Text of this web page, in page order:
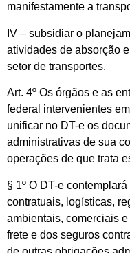
manifestamente a
IV – subsidiar o
atividades de absorção
setor de transportes.
Art. 4º Os órgãos e as
federal intervenientes
unificar no DT-e os
administrativas de sua
operações de que trata
§ 1º O DT-e
contratuais, logísticas,
ambientais, comerciais
frete e dos seguros